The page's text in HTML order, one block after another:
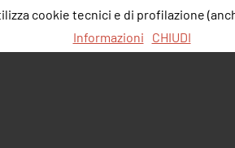
cookie tecnici e di profilazione
Informazioni
CHIUDI